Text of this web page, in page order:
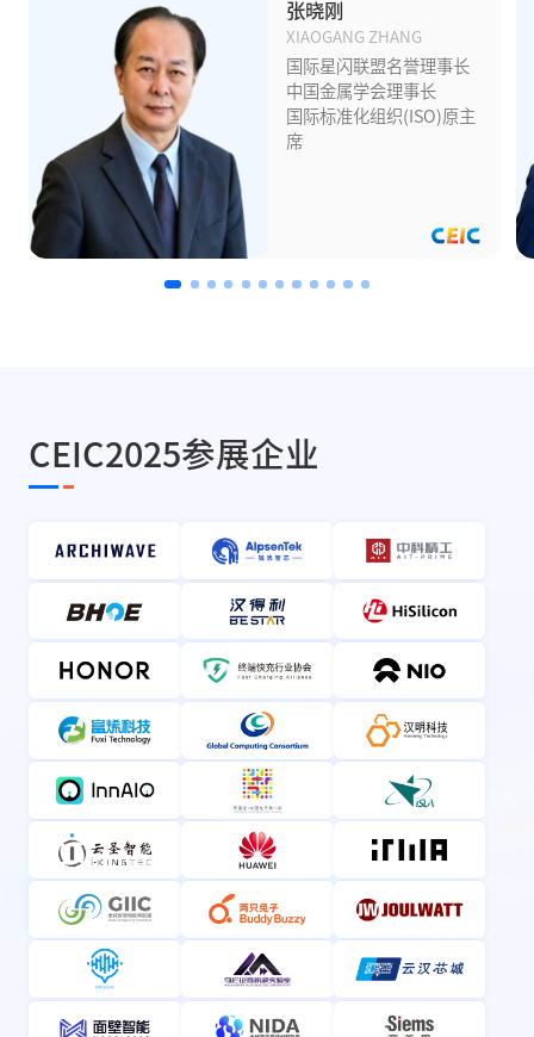
张晓刚
XIAOGANG ZHANG
国际星闪联盟名誉理事长
中国金属学会理事长
国际标准化组织(ISO)原主
席
CEIC2025参展企业